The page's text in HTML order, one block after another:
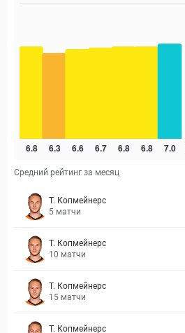
Средний рейтинг за месяц
Т. Копмейнерс
5 матчи
Т. Копмейнерс
10 матчи
Т. Копмейнерс
15 матчи
Т. Копмейнерс